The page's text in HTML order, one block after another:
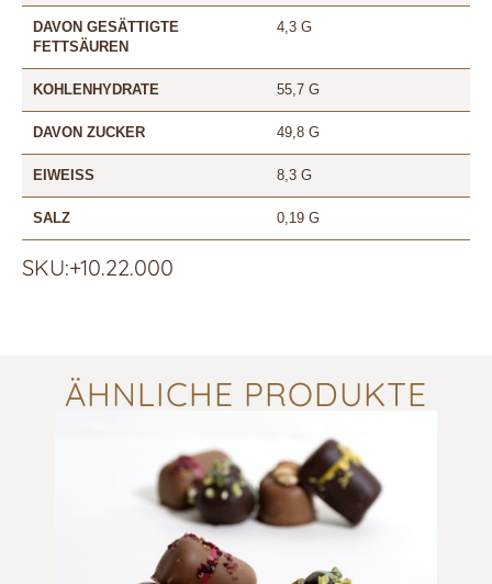
DAVON GESÄTTIGTE
FETTSÄUREN
4,3 G
KOHLENHYDRATE 55,7 G
DAVON ZUCKER 49,8 G
EIWEISS 8,3 G
SALZ 0,19 G
SKU:+10.22.000
ÄHNLICHE PRODUKTE